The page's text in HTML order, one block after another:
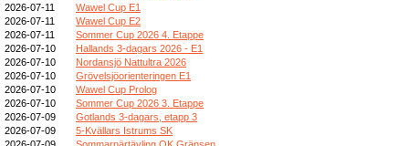
2026-07-11
Wawel Cup E1
2026-07-11
Wawel Cup E2
2026-07-11
Sommer Cup 2026 4. Etappe
2026-07-10
Hallands 3-dagars 2026 - E1
2026-07-10
Nordansjö Nattultra 2026
2026-07-10
Grövelsjöorienteringen E1
2026-07-10
Wawel Cup Prolog
2026-07-10
Sommer Cup 2026 3. Etappe
2026-07-09
Gotlands 3-dagars, etapp 3
2026-07-09
5-Kvällars Istrums SK